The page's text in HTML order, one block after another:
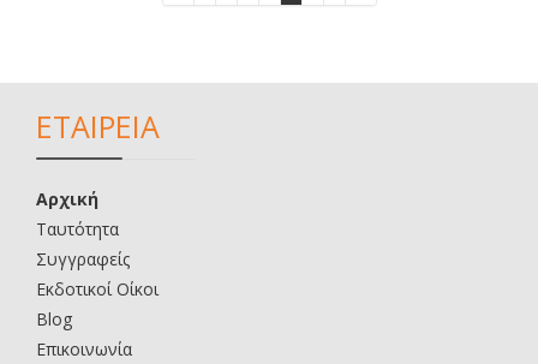
ΕΤΑΙΡΕΙΑ
Αρχική
Ταυτότητα
Συγγραφείς
Εκδοτικοί Οίκοι
Blog
Επικοινωνία